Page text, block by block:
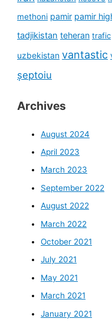
methoni pamir pamir
tadjikistan teheran trafic
uzbekistan vantastic
șeptoiu
Archives
August 2024
April 2023
March 2023
September 2022
August 2022
March 2022
October 2021
July 2021
May 2021
March 2021
January 2021